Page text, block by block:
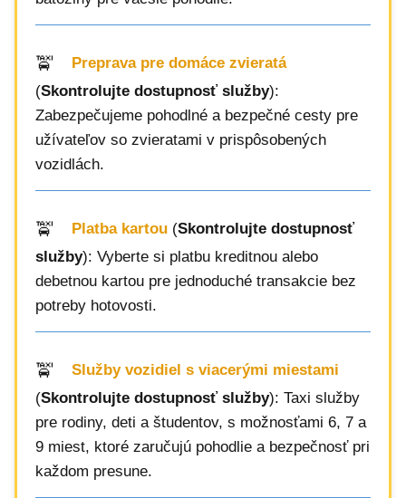
Preprava pre domáce zvieratá
(Skontrolujte dostupnosť služby):
Zabezpečujeme pohodlné a bezpečné cesty pre
užívateľov so zvieratami v prispôsobených
vozidlách.
Platba kartou (Skontrolujte dostupnosť
služby): Vyberte si platbu kreditnou alebo
debetnou kartou pre jednoduché transakcie bez
potreby hotovosti.
Služby vozidiel s viacerými miestami
(Skontrolujte dostupnosť služby): Taxi služby
pre rodiny, deti a študentov, s možnosťami 6, 7 a
9 miest, ktoré zaručujú pohodlie a bezpečnosť pri
každom presune.